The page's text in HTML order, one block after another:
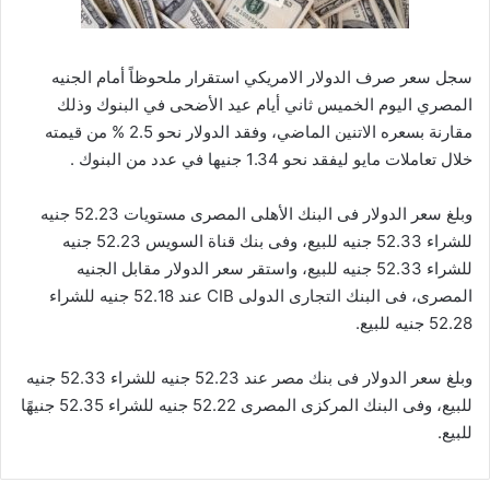
سجل سعر صرف الدولار الامريكي استقرار ملحوظاً أمام الجنيه
المصري اليوم الخميس ثاني أيام عيد الأضحى في البنوك وذلك
مقارنة بسعره الاتنين الماضي، وفقد الدولار نحو 2.5 % من قيمته
خلال تعاملات مايو ليفقد نحو 1.34 جنيها في عدد من البنوك .
وبلغ سعر الدولار فى البنك الأهلى المصرى مستويات 52.23 جنيه
للشراء 52.33 جنيه للبيع، وفى بنك قناة السويس 52.23 جنيه
للشراء 52.33 جنيه للبيع، واستقر سعر الدولار مقابل الجنيه
المصرى، فى البنك التجارى الدولى CIB عند 52.18 جنيه للشراء
52.28 جنيه للبيع.
وبلغ سعر الدولار فى بنك مصر عند 52.23 جنيه للشراء 52.33 جنيه
للبيع، وفى البنك المركزى المصرى 52.22 جنيه للشراء 52.35 جنيهًا
للبيع.